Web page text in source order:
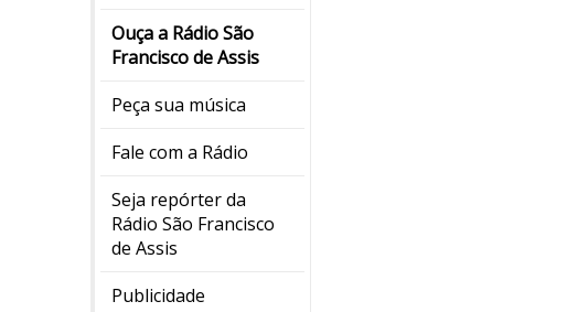
Ouça a Rádio São
Francisco de Assis
Peça sua música
Fale com a Rádio
Seja repórter da
Rádio São Francisco
de Assis
Publicidade